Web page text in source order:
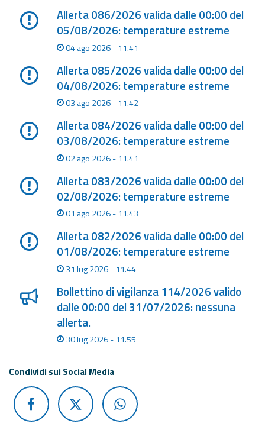
Aggiornamenti
Informazioni
utili
Domande
frequenti
Guida per gli
sviluppatori
Il progetto
Allerta
Contatti
Allerta 086/2026 valida dalle 00:00 del
05/08/2026: temperature estreme
04 ago 2026 - 11.41
Allerta 085/2026 valida dalle 00:00 del
04/08/2026: temperature estreme
03 ago 2026 - 11.42
Allerta 084/2026 valida dalle 00:00 del
03/08/2026: temperature estreme
02 ago 2026 - 11.41
Allerta 083/2026 valida dalle 00:00 del
02/08/2026: temperature estreme
01 ago 2026 - 11.43
Allerta 082/2026 valida dalle 00:00 del
01/08/2026: temperature estreme
31 lug 2026 - 11.44
Bollettino di vigilanza 114/2026 valido
dalle 00:00 del 31/07/2026: nessuna
allerta.
30 lug 2026 - 11.55
Condividi sui Social Media